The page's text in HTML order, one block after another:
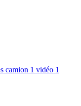
camion 1 vidéo 1